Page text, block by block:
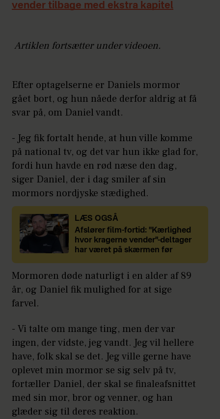
vender tilbage med ekstra kapitel
Artiklen fortsætter under videoen.
Efter optagelserne er Daniels mormor
gået bort, og hun nåede derfor aldrig at få
svar på, om Daniel vandt.
- Jeg fik fortalt hende, at hun ville komme
på national tv, og det var hun ikke glad for,
fordi hun havde en rød næse den dag,
siger Daniel, der i dag smiler af sin
mormors nordjyske stædighed.
LÆS OGSÅ
Afslører film-fortid: "Kærlighed
hvor kragerne vender"-deltager
har været på skærmen før
Mormoren døde naturligt i en alder af 89
år, og Daniel fik mulighed for at sige
farvel.
- Vi talte om mange ting, men der var
ingen, der vidste, jeg vandt. Jeg vil hellere
have, folk skal se det. Jeg ville gerne have
oplevet min mormor se sig selv på tv,
fortæller Daniel, der skal se finaleafsnittet
med sin mor, bror og venner, og han
glæder sig til deres reaktion.